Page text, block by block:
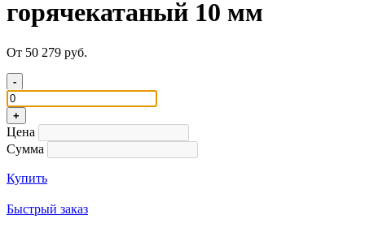
горячекатаный 10 мм
От 50 279 руб.
-
+
Цена
Сумма
Купить
Быстрый заказ